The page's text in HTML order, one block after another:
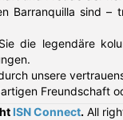
Barranquilla sind –
die legendäre
unsere
Freundschaft
ISN Connect. All